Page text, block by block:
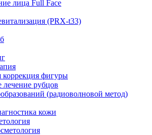
лица Full Face
(PRX-t33)
фигуры
рубцов
(радиоволновой метод)
кожи